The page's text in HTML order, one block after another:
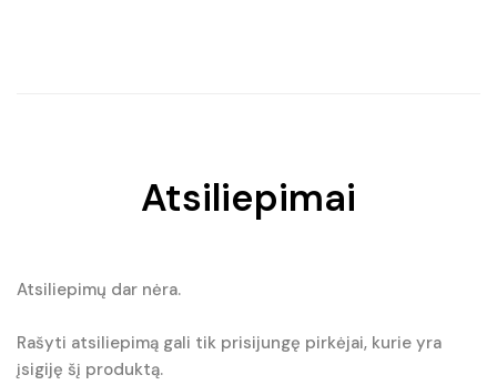
Atsiliepimai
Atsiliepimų dar nėra.
Rašyti atsiliepimą gali tik prisijungę pirkėjai, kurie yra
įsigiję šį produktą.